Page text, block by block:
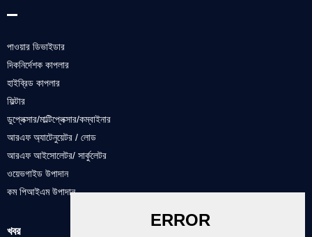
পাওয়ার ডিভাইডার
দিকনির্দেশক কাপলার
হাইব্রিড কাপলার
ফিল্টার
ডুপ্লেক্সার/মাল্টিপ্লেক্সার/কম্বাইনার
আরএফ অ্যাটেনুয়েটর / লোড
আরএফ আইসোলেটর/ সার্কুলেটর
ওয়েভগাইড উপাদান
কম পিআইএম উপাদান
খবর